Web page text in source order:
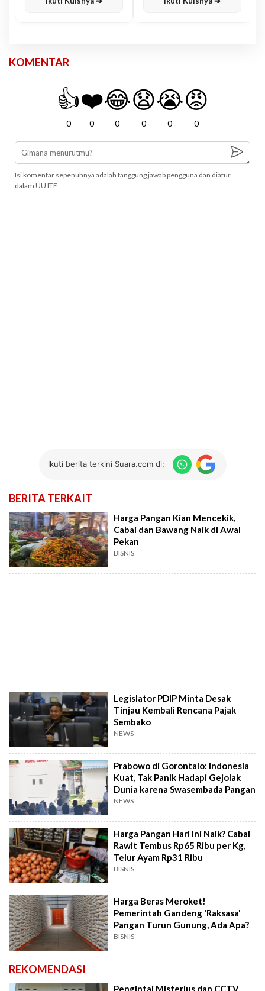
KOMENTAR
👍
0
❤️
0
😂
0
😧
0
😭
0
😡
0
Isi komentar sepenuhnya adalah tanggung jawab pengguna dan diatur
dalam UU ITE
Ikuti berita terkini Suara.com di:
BERITA TERKAIT
Harga Pangan Kian Mencekik,
Cabai dan Bawang Naik di Awal
Pekan
BISNIS
Legislator PDIP Minta Desak
Tinjau Kembali Rencana Pajak
Sembako
NEWS
Prabowo di Gorontalo: Indonesia
Kuat, Tak Panik Hadapi Gejolak
Dunia karena Swasembada Pangan
NEWS
Harga Pangan Hari Ini Naik? Cabai
Rawit Tembus Rp65 Ribu per Kg,
Telur Ayam Rp31 Ribu
BISNIS
Harga Beras Meroket!
Pemerintah Gandeng 'Raksasa'
Pangan Turun Gunung, Ada Apa?
BISNIS
REKOMENDASI
Pengintai Misterius dan CCTV